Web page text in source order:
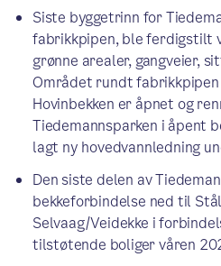
Siste byggetrinn for
fabrikkpipen, ble ferdigstilt
grønne arealer, gangveier,
Området rundt
Hovinbekken er åpnet og
Tiedemannsparken i åpent
lagt ny hovedvannledning
Den siste delen av
bekkeforbindelse ned til
Selvaag/Veidekke i
tilstøtende boliger våren